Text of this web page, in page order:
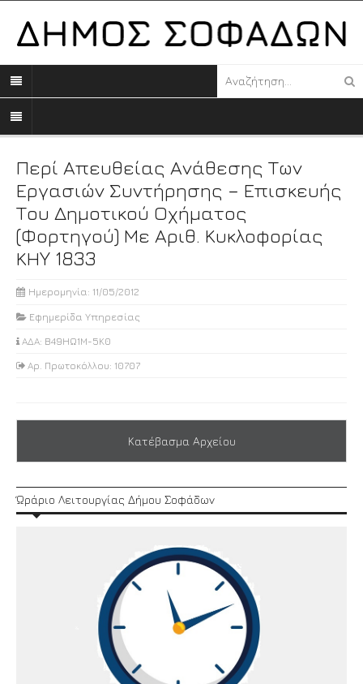
Περί Απευθείας Ανάθεσης Των
Εργασιών Συντήρησης – Επισκευής
Του Δημοτικού Οχήματος
(Φορτηγού) Με Αριθ. Κυκλοφορίας
ΚΗY 1833
Ημερομηνία: 11/05/2012
Εφημερίδα Υπηρεσίας
ΑΔΑ: Β49ΗΩ1Μ-5Κ0
Αρ. Πρωτοκόλλου: 10707
Κατέβασμα Αρχείου
Ώράριο Λειτουργίας Δήμου Σοφάδων